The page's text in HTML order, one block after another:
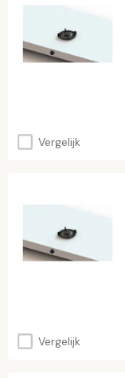
Vergelijk
Vergelijk